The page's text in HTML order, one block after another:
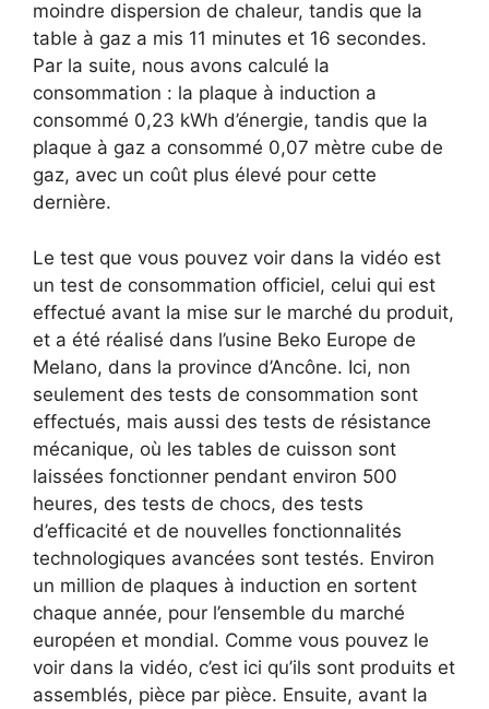
moindre dispersion de chaleur, tandis que la
table à gaz a mis 11 minutes et 16 secondes.
Par la suite, nous avons calculé la
consommation : la plaque à induction a
consommé 0,23 kWh d’énergie, tandis que la
plaque à gaz a consommé 0,07 mètre cube de
gaz, avec un coût plus élevé pour cette
dernière.
Le test que vous pouvez voir dans la vidéo est
un test de consommation officiel, celui qui est
effectué avant la mise sur le marché du produit,
et a été réalisé dans l’usine Beko Europe de
Melano, dans la province d’Ancône. Ici, non
seulement des tests de consommation sont
effectués, mais aussi des tests de résistance
mécanique, où les tables de cuisson sont
laissées fonctionner pendant environ 500
heures, des tests de chocs, des tests
d’efficacité et de nouvelles fonctionnalités
technologiques avancées sont testés. Environ
un million de plaques à induction en sortent
chaque année, pour l’ensemble du marché
européen et mondial. Comme vous pouvez le
voir dans la vidéo, c’est ici qu’ils sont produits et
assemblés, pièce par pièce. Ensuite, avant la